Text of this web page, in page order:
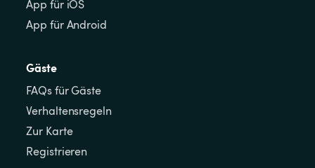
App für iOS
App für Android
Gäste
FAQs für Gäste
Verhaltensregeln
Zur Karte
Registrieren